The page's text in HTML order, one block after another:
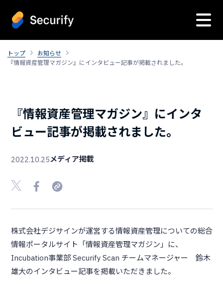
トップ
お知らせ
『情報資産管理マガジン』にインタビュー記事が掲載されました。
『情報資産管理マガジン』にインタ
ビュー記事が掲載されました。
2022.10.25メディア掲載
株式会社デジサインが運営する情報資産管理についての総合
情報ポータルサイト「情報資産管理マガジン」に、
Incubation事業部 Securify Scan チームマネージャー 鈴木
雄大のインタビュー記事を掲載いただきました。